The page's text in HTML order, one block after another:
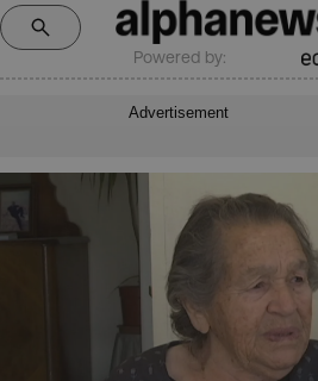
Powered by:
Advertisement